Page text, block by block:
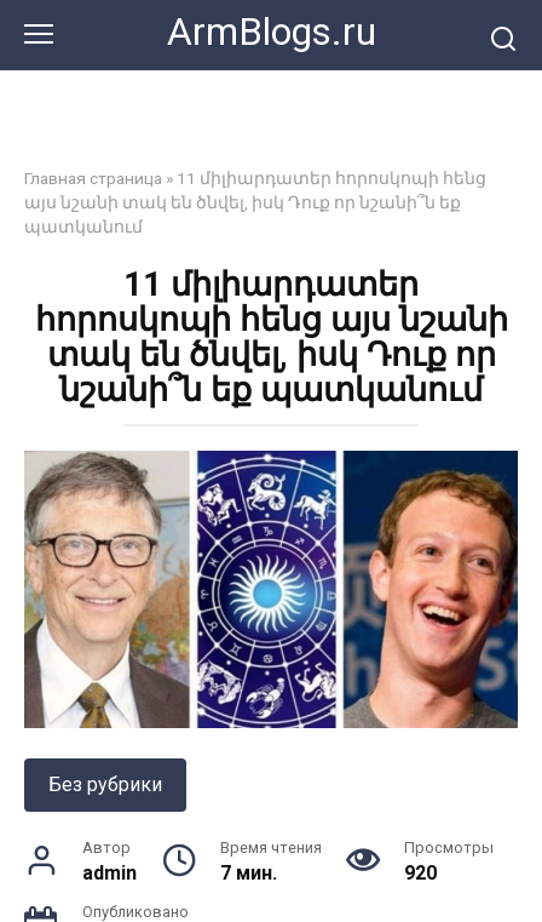
контенту
ArmBlogs.ru
Главная страница » 11 միլիարդատեր հորոսկոպի հենց
այս նշանի տակ են ծնվել, իսկ Դուք որ նշանի՞ն եք
պատկանում
11 միլիարդատեր
հորոսկոպի հենց այս նշանի
տակ են ծնվել, իսկ Դուք որ
նշանի՞ն եք պատկանում
Без рубрики
Автор
admin
Время чтения
7 мин.
Просмотры
920
Опубликовано